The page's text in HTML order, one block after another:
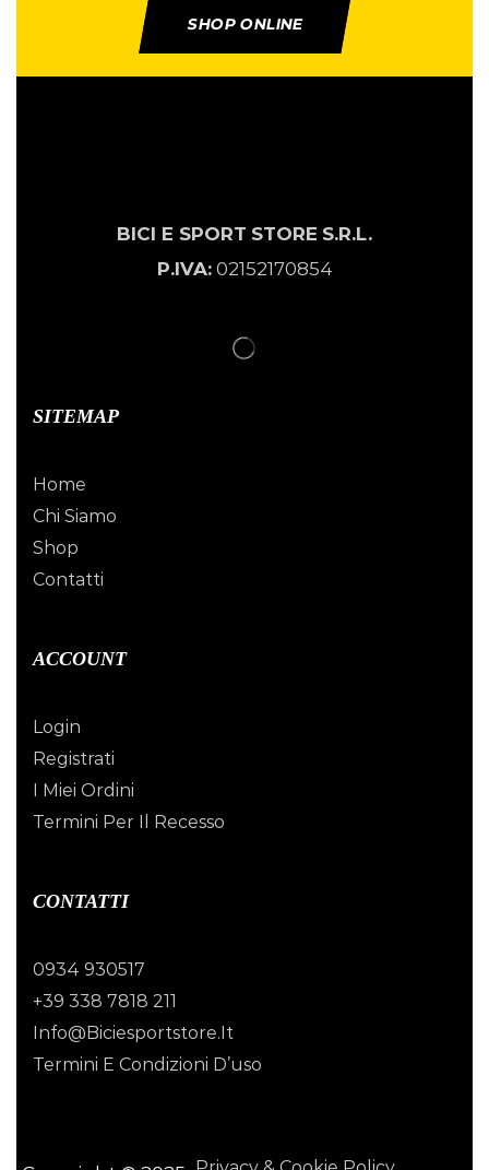
SHOP ONLINE
BICI E SPORT STORE S.R.L.
P.IVA:02152170854
SITEMAP
Home
Chi Siamo
Shop
Contatti
ACCOUNT
Login
Registrati
I Miei Ordini
Termini Per Il Recesso
CONTATTI
0934 930517
+39 338 7818 211
Info@biciesportstore.it
Termini E Condizioni D’uso